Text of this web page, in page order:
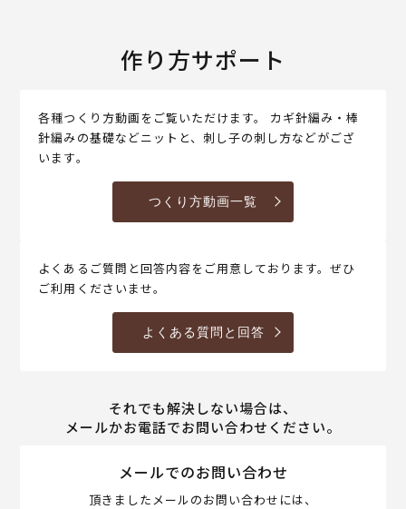
作り方サポート
各種つくり方動画をご覧いただけます。 カギ針編み・棒
針編みの基礎などニットと、刺し子の刺し方などがござ
います。
つくり方動画一覧
よくあるご質問と回答内容をご用意しております。ぜひ
ご利用くださいませ。
よくある質問と回答
それでも解決しない場合は、
メールかお電話でお問い合わせください。
メールでのお問い合わせ
頂きましたメールのお問い合わせには、